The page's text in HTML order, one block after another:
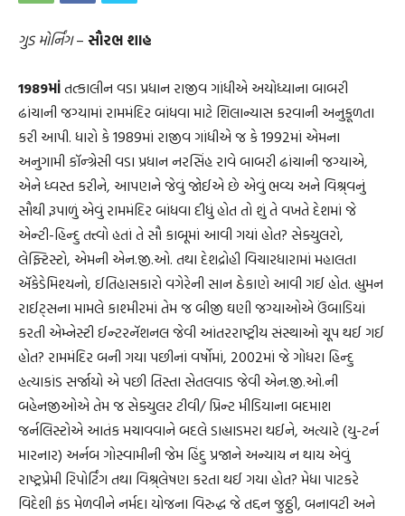
ગુડ મોર્નિંગ– સૌરભ શાહ
1989માંતત્કાલીન વડા પ્રધાન રાજીવ ગાંધીએ અયોધ્યાના બાબરી
ઢાંચાની જગ્યામાં રામમંદિર બાંધવા માટે શિલાન્યાસ કરવાની અનુકૂળતા
કરી આપી. ધારો કે 1989માં રાજીવ ગાંધીએ જ કે 1992માં એમના
અનુગામી કૉન્ગ્રેસી વડા પ્રધાન નરસિંહ રાવે બાબરી ઢાંચાની જગ્યાએ,
એને ધ્વસ્ત કરીને, આપણને જેવું જોઈએ છે એવું ભવ્ય અને વિશ્ર્વનું
સૌથી રૂપાળું એવું રામમંદિર બાંધવા દીધું હોત તો શું તે વખતે દેશમાં જે
એન્ટી-હિન્દુ તત્ત્વો હતાં તે સૌ કાબૂમાં આવી ગયાં હોત? સેક્યુલરો,
લેફ્ટિસ્ટો, એમની એન.જી.ઓ. તથા દેશદ્રોહી વિચારધારામાં મહાલતા
ઍકેડેમિશ્યનો, ઈતિહાસકારો વગેરેની સાન ઠેકાણે આવી ગઈ હોત. હ્યુમન
રાઈટ્સના મામલે કાશ્મીરમાં તેમ જ બીજી ઘણી જગ્યાઓએ ઉંબાડિયાં
કરતી એમ્નેસ્ટી ઈન્ટરનૅશનલ જેવી આંતરરાષ્ટ્રીય સંસ્થાઓ ચૂપ થઈ ગઈ
હોત? રામમંદિર બની ગયા પછીનાં વર્ષોમાં, 2002માં જે ગોધરા હિન્દુ
હત્યાકાંડ સર્જાયો એ પછી તિસ્તા સેતલવાડ જેવી એન.જી.ઓ.ની
બહેનજીઓએ તેમ જ સેક્યુલર ટીવી/ પ્રિન્ટ મીડિયાના બદમાશ
જર્નલિસ્ટોએ આતંક મચાવવાને બદલે ડાહ્યાડમરા થઈને, અત્યારે (યુ-ટર્ન
મારનાર) અર્નબ ગોસ્વામીની જેમ હિંદુ પ્રજાને અન્યાય ન થાય એવું
રાષ્ટ્રપ્રેમી રિપોર્ટિંગ તથા વિશ્ર્લેષણ કરતા થઈ ગયા હોત? મેધા પાટકરે
વિદેશી ફંડ મેળવીને નર્મદા યોજના વિરુદ્ધ જે તદ્દન જુઠ્ઠી, બનાવટી અને